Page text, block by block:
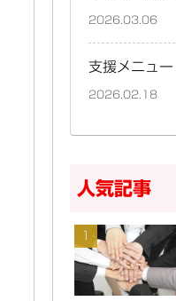
2026.03.06
支援メニュー
2026.02.18
人気記事